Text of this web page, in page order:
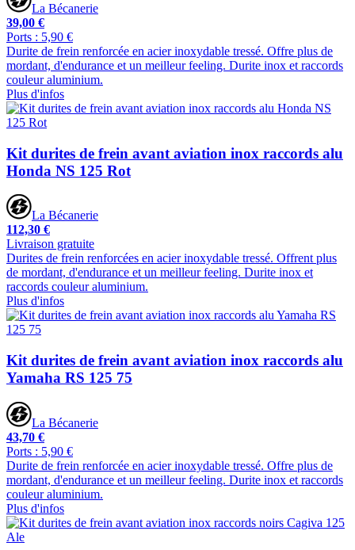
La Bécanerie
39,00 €
Ports : 5,90 €
Durite de frein renforcée en acier inoxydable tressé. Offre plus de
mordant, d'endurance et un meilleur feeling. Durite inox et raccords
couleur aluminium.
Plus d'infos
Kit durites de frein avant aviation inox raccords alu
Honda NS 125 Rot
La Bécanerie
112,30 €
Livraison gratuite
Durites de frein renforcées en acier inoxydable tressé. Offrent plus
de mordant, d'endurance et un meilleur feeling. Durite inox et
raccords couleur aluminium.
Plus d'infos
Kit durites de frein avant aviation inox raccords alu
Yamaha RS 125 75
La Bécanerie
43,70 €
Ports : 5,90 €
Durite de frein renforcée en acier inoxydable tressé. Offre plus de
mordant, d'endurance et un meilleur feeling. Durite inox et raccords
couleur aluminium.
Plus d'infos